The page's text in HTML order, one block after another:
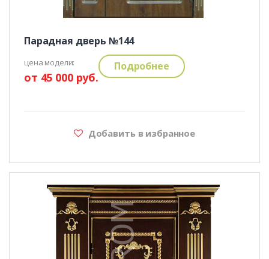
Парадная дверь №144
цена модели:
от 45 000 руб.
Подробнее
Добавить в избранное